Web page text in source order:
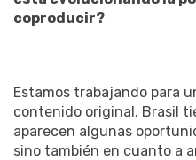
coproducir?
Estamos trabajando para
contenido original. Brasil
aparecen algunas
sino también en cuanto a